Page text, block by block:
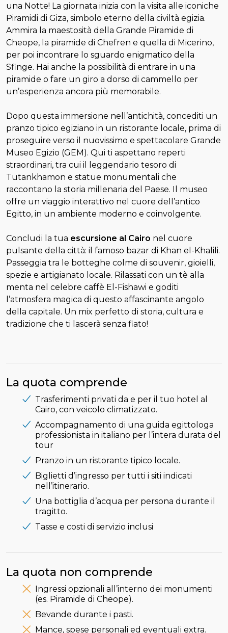
una Notte! La giornata inizia con la visita alle iconiche
Piramidi di Giza, simbolo eterno della civiltà egizia.
Ammira la maestosità della Grande Piramide di
Cheope, la piramide di Chefren e quella di Micerino,
per poi incontrare lo sguardo enigmatico della
Sfinge. Hai anche la possibilità di entrare in una
piramide o fare un giro a dorso di cammello per
un’esperienza ancora più memorabile.
Dopo questa immersione nell’antichità, concediti un
pranzo tipico egiziano in un ristorante locale, prima di
proseguire verso il nuovissimo e spettacolare Grande
Museo Egizio (GEM). Qui ti aspettano reperti
straordinari, tra cui il leggendario tesoro di
Tutankhamon e statue monumentali che
raccontano la storia millenaria del Paese. Il museo
offre un viaggio interattivo nel cuore dell’antico
Egitto, in un ambiente moderno e coinvolgente.
Concludi la tua escursione al Cairo nel cuore
pulsante della città: il famoso bazar di Khan el-Khalili.
Passeggia tra le botteghe colme di souvenir, gioielli,
spezie e artigianato locale. Rilassati con un tè alla
menta nel celebre caffè El-Fishawi e goditi
l’atmosfera magica di questo affascinante angolo
della capitale. Un mix perfetto di storia, cultura e
tradizione che ti lascerà senza fiato!
La quota comprende
Trasferimenti privati da e per il tuo hotel al
Cairo, con veicolo climatizzato.
Accompagnamento di una guida egittologa
professionista in italiano per l’intera durata del
tour
Pranzo in un ristorante tipico locale.
Biglietti d’ingresso per tutti i siti indicati
nell’itinerario.
Una bottiglia d’acqua per persona durante il
tragitto.
Tasse e costi di servizio inclusi
La quota non comprende
Ingressi opzionali all’interno dei monumenti
(es. Piramide di Cheope).
Bevande durante i pasti.
Mance, spese personali ed eventuali extra.